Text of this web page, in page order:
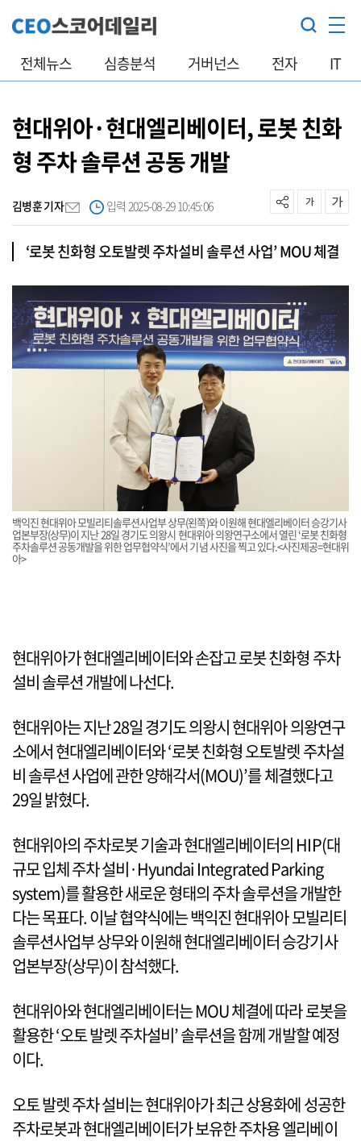
전체뉴스 심층분석 거버넌스 전자 IT
현대위아·현대엘리베이터, 로봇 친화
형 주차 솔루션 공동 개발
김병훈 기자 입력 2025-08-29 10:45:06
‘로봇 친화형 오토발렛 주차설비 솔루션 사업’ MOU 체결
백익진 현대위아 모빌리티솔루션사업부 상무(왼쪽)와 이원해 현대엘리베이터 승강기사
업본부장(상무)이 지난 28일 경기도 의왕시 현대위아 의왕연구소에서 열린 ‘로봇 친화형
주차솔루션 공동개발을 위한 업무협약식’에서 기념 사진을 찍고 있다.<사진제공=현대위
아>
현대위아가 현대엘리베이터와 손잡고 로봇 친화형 주차
설비 솔루션 개발에 나선다.
현대위아는 지난 28일 경기도 의왕시 현대위아 의왕연구
소에서 현대엘리베이터와 ‘로봇 친화형 오토발렛 주차설
비 솔루션 사업에 관한 양해각서(MOU)’를 체결했다고
29일 밝혔다.
현대위아의 주차로봇 기술과 현대엘리베이터의 HIP(대
규모 입체 주차 설비·Hyundai Integrated Parking
system)를 활용한 새로운 형태의 주차 솔루션을 개발한
다는 목표다. 이날 협약식에는 백익진 현대위아 모빌리티
솔루션사업부 상무와 이원해 현대엘리베이터 승강기사
업본부장(상무)이 참석했다.
현대위아와 현대엘리베이터는 MOU 체결에 따라 로봇을
활용한 ‘오토 발렛 주차설비’ 솔루션을 함께 개발할 예정
이다.
오토 발렛 주차 설비는 현대위아가 최근 상용화에 성공한
주차로봇과 현대엘리베이터가 보유한 주차용 엘리베이